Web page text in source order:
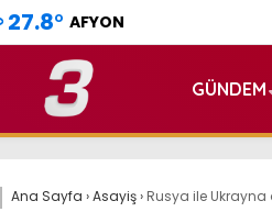
27.8° AFYON
GÜNDEM
Ana Sayfa ›Asayiş› Rusya ile